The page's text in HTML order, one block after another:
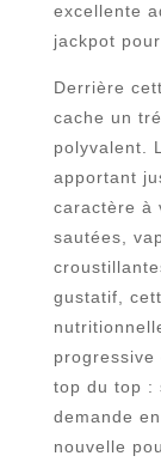
excellente
jackpot
Derrière
cache un
polyvalent.
apportant
caractère à
sautées,
gustatif,
top du top :
demande
nouvelle